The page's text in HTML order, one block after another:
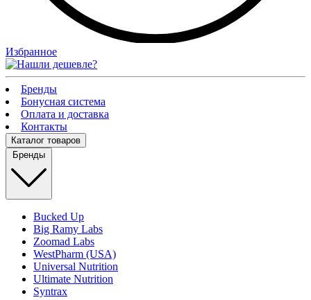
Избранное
Бренды
Бонусная система
Оплата и доставка
Контакты
Каталог товаров
Бренды
Bucked Up
Big Ramy Labs
Zoomad Labs
WestPharm (USA)
Universal Nutrition
Ultimate Nutrition
Syntrax